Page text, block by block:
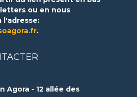
ou en nous
l'adresse:
.
Agora - 12 allée des